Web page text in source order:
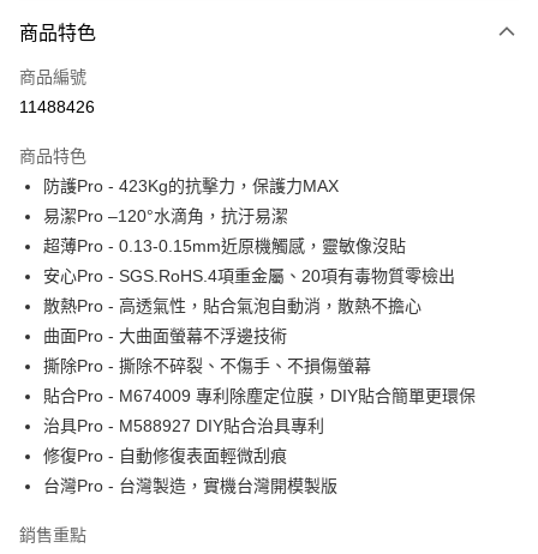
信用卡一次付款
超商取貨付款
運送方式
全家取貨付款
每筆NT$60，滿NT$390(含以上)免運費
7-11取貨付款
每筆NT$60，滿NT$390(含以上)免運費
宅配
每筆NT$55，滿NT$390(含以上)免運費
國際配送
商品特色
商品編號
11488426
商品特色
防護Pro - 423Kg的抗擊力，保護力MAX
易潔Pro –120°水滴角，抗汙易潔
超薄Pro - 0.13-0.15mm近原機觸感，靈敏像沒貼
安心Pro - SGS.RoHS.4項重金屬、20項有毒物質零檢出
散熱Pro - 高透氣性，貼合氣泡自動消，散熱不擔心
曲面Pro - 大曲面螢幕不浮邊技術
撕除Pro - 撕除不碎裂、不傷手、不損傷螢幕
貼合Pro - M674009 專利除塵定位膜，DIY貼合簡單更環保
治具Pro - M588927 DIY貼合治具專利
修復Pro - 自動修復表面輕微刮痕
台灣Pro - 台灣製造，實機台灣開模製版
銷售重點